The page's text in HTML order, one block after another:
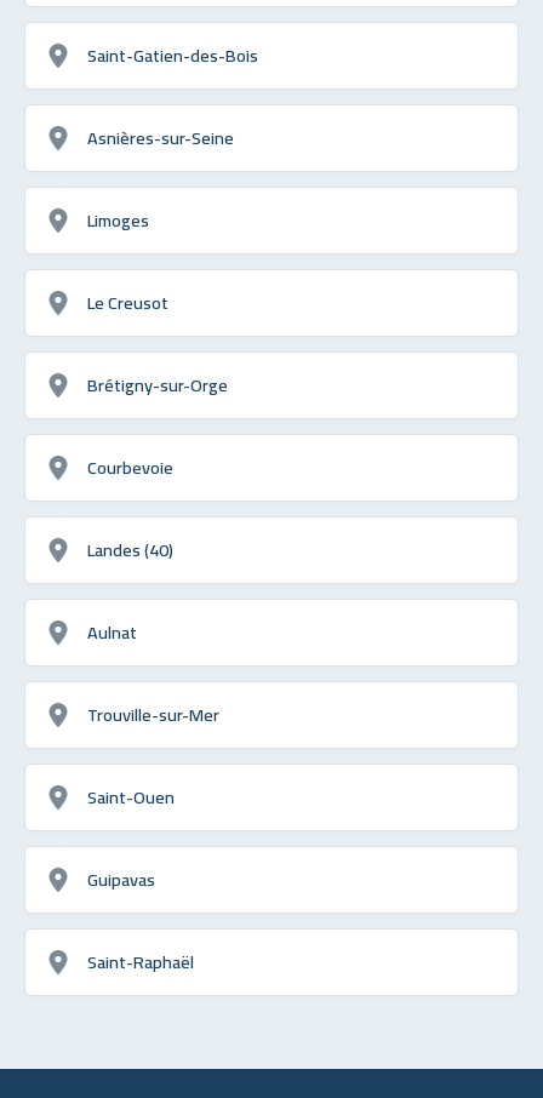
Saint-Gatien-des-Bois
Asnières-sur-Seine
Limoges
Le Creusot
Brétigny-sur-Orge
Courbevoie
Landes (40)
Aulnat
Trouville-sur-Mer
Saint-Ouen
Guipavas
Saint-Raphaël